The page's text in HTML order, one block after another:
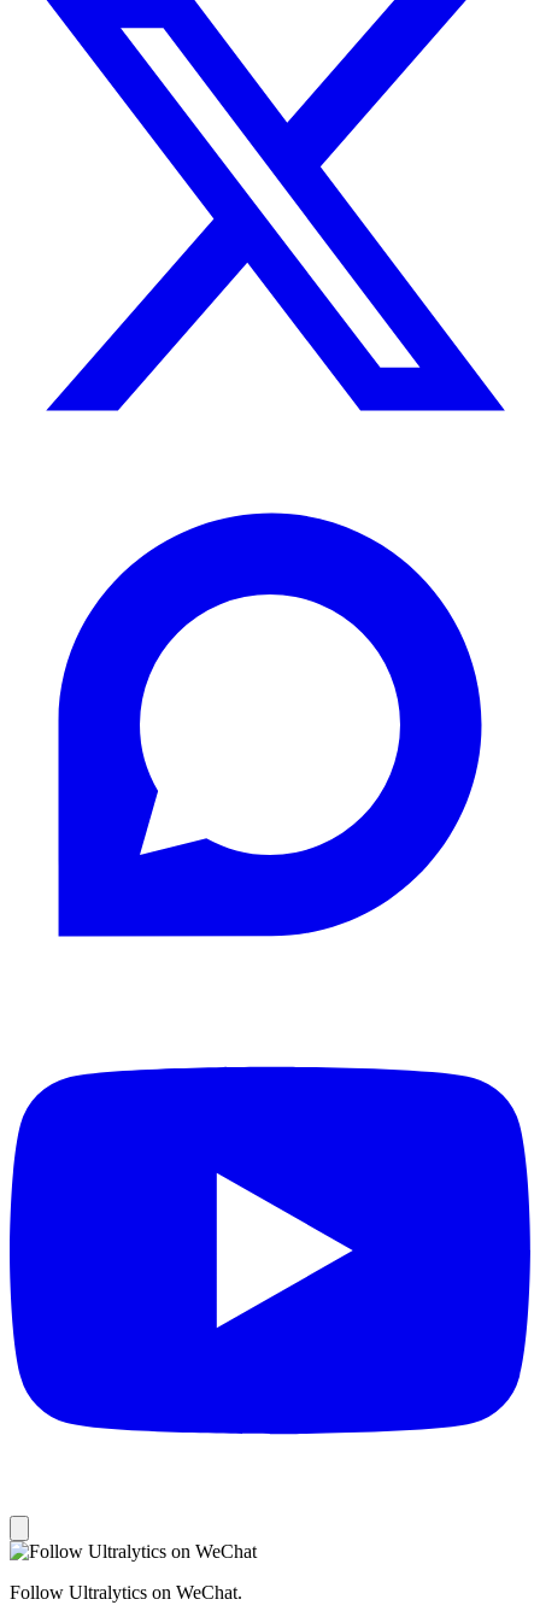
Follow Ultralytics on WeChat.